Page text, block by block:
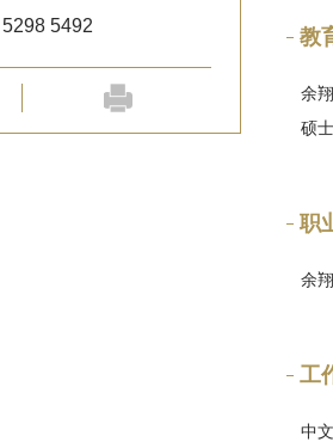
5492 教
余
硕
职
余
工
中